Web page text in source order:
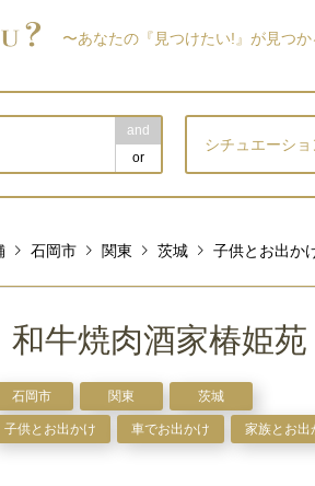
〜あなたの『見つけたい!』が見つか
and
or
シチュエーシ
石岡市 関東 茨城 子供とお出か
和牛焼肉酒家椿姫苑
石岡市 関東 茨城
子供とお出かけ 車でお出かけ 家族とお出